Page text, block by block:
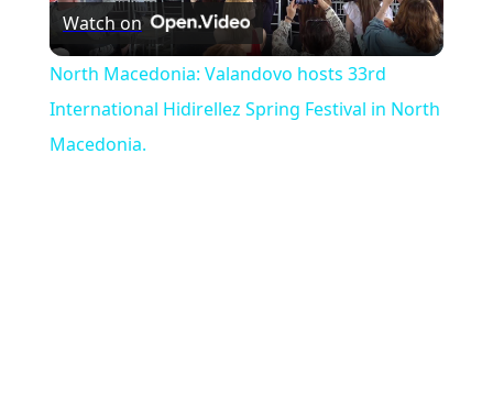
Video
Watch on
North Macedonia: Valandovo hosts 33rd
International Hidirellez Spring Festival in North
Macedonia.